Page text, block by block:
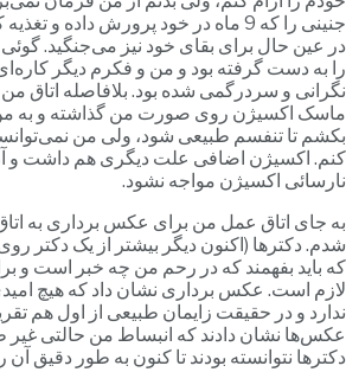
جنینی را که 9 ماه در خود پرورش داده و
عین حال برای بقای خود نیز می‌جنگید.
به دست گرفته بود و من و فکرم دیگر کاره‌ای
و سردرگمی شده بود. بلافاصله اتاق
اکسیژن روی صورت من گذاشته و به
تا تنفسم طبیعی شود، ولی من
اکسیژن اضافی علت دیگری هم داشت و آن
اکسیژن مواجه نشود.
جای اتاق عمل من برای عکس برداری به
دکترها (اکنون دیگر بیشتر از یک دکتر
باید بفهمند که در رحم من چه خبر است و
است. عکس برداری نشان داد که هیچ
و در حقیقت زایمان طبیعی از اول هم
نشان دادند که انبساط من حالتی غیر
نتوانسته بودند تا کنون به طور دقیق آن